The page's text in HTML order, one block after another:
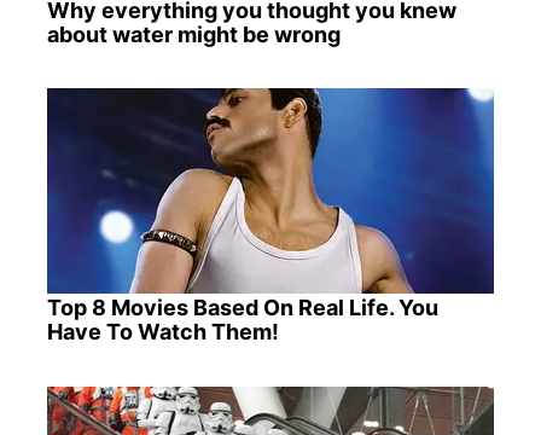
Why everything you thought you knew
about water might be wrong
Top 8 Movies Based On Real Life. You
Have To Watch Them!